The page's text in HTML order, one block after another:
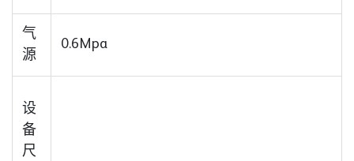
气
源
0.6Mpa
设
备
尺